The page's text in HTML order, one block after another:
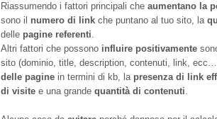
Riassumendo i fattori principali che aumentano la
sono il numero di link che puntano al tuo sito, la
delle pagine referenti.
Altri fattori che possono influire positivamente
sito (dominio, title, description, contenuti, link,
delle pagine in termini di kb, la presenza di link
di visite e una grande quantità di contenuti.